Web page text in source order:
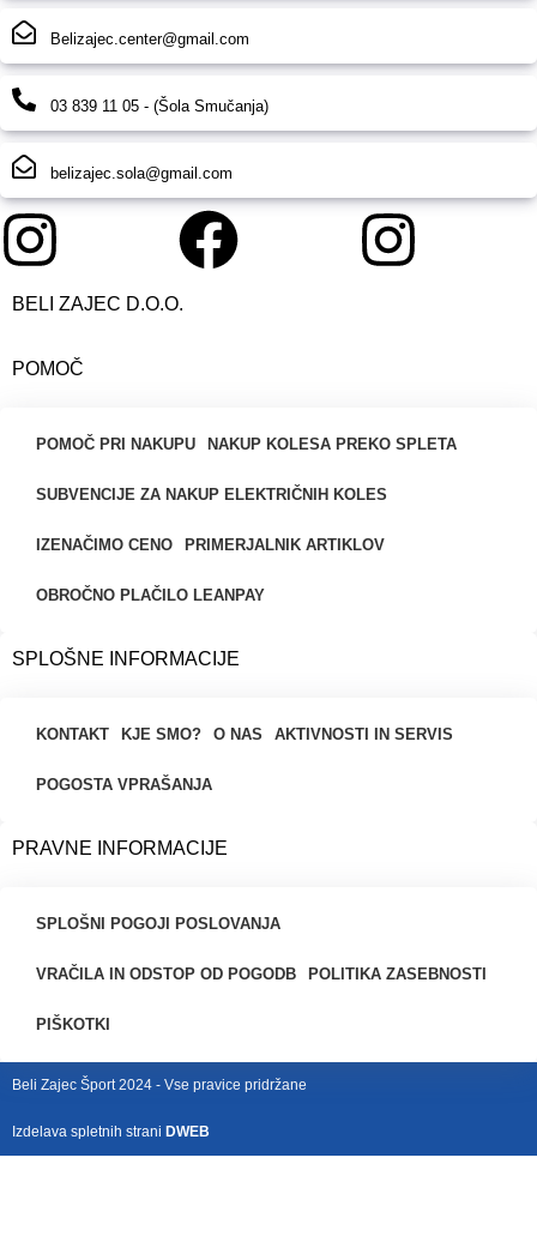
Belizajec.center@gmail.com
03 839 11 05 - (Šola Smučanja)
belizajec.sola@gmail.com
BELI ZAJEC D.O.O.
POMOČ
POMOČ PRI NAKUPU NAKUP KOLESA PREKO SPLETA
SUBVENCIJE ZA NAKUP ELEKTRIČNIH KOLES
IZENAČIMO CENO PRIMERJALNIK ARTIKLOV
OBROČNO PLAČILO LEANPAY
SPLOŠNE INFORMACIJE
KONTAKT KJE SMO? O NAS AKTIVNOSTI IN SERVIS
POGOSTA VPRAŠANJA
PRAVNE INFORMACIJE
SPLOŠNI POGOJI POSLOVANJA
VRAČILA IN ODSTOP OD POGODB POLITIKA ZASEBNOSTI
PIŠKOTKI
Beli Zajec Šport 2024 - Vse pravice pridržane
Izdelava spletnih strani DWEB